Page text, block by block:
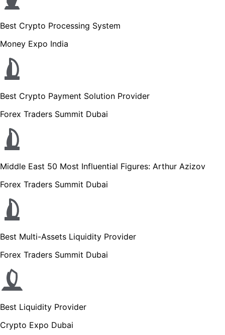
Best Crypto Processing System
Money Expo India
Best Crypto Payment Solution Provider
Forex Traders Summit Dubai
Middle East 50 Most Influential Figures: Arthur Azizov
Forex Traders Summit Dubai
Best Multi-Assets Liquidity Provider
Forex Traders Summit Dubai
Best Liquidity Provider
Crypto Expo Dubai